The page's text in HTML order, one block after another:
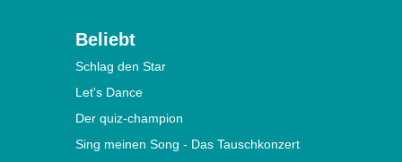
Beliebt
Schlag den Star
Let's Dance
Der quiz-champion
Sing meinen Song - Das Tauschkonzert